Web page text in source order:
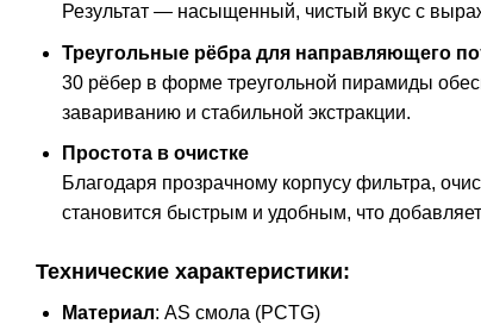
Результат — насыщенный, чистый вкус с
Треугольные рёбра для направляющего
30 рёбер в форме треугольной пирамиды
завариванию и стабильной экстракции.
Простота в очистке
Благодаря прозрачному корпусу фильтра,
становится быстрым и удобным, что
Технические характеристики:
Материал: AS смола (PCTG)